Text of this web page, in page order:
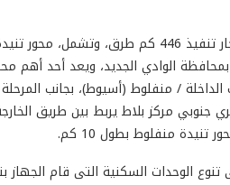
الوادي الجديد، ويعد أحد أهم
/ منفلوط (أسيوط)، بجانب
منفلوط بطول 10 كم.
تنوع الوحدات السكنية التى قام